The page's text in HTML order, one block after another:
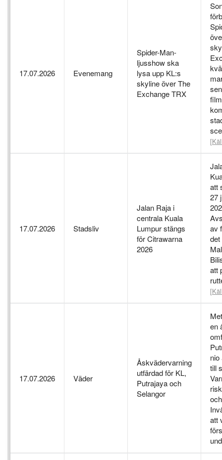
17.07.2026 Evenemang
Spider-Man-
ljusshow ska
lysa upp KL:s
skyline över The
Exchange TRX
17.07.2026 Stadsliv
Jalan Raja i
centrala Kuala
Lumpur stängs
för Citrawarna
2026
att
27
av
det
att
17.07.2026 Väder
Åskvädervarning
utfärdad för KL,
Putrajaya och
Selangor
en
till
att